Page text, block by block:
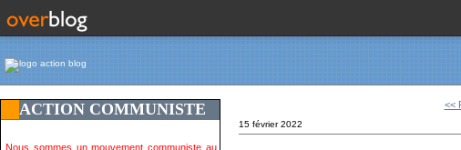
ACTION COMMUNISTE
Nous sommes un mouvement communiste au
<<
15 février 2022